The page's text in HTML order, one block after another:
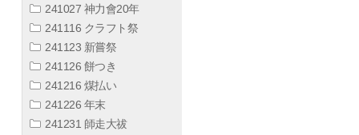
241027 神力會20年
241116 クラフト祭
241123 新嘗祭
241126 餅つき
241216 煤払い
241226 年末
241231 師走大祓